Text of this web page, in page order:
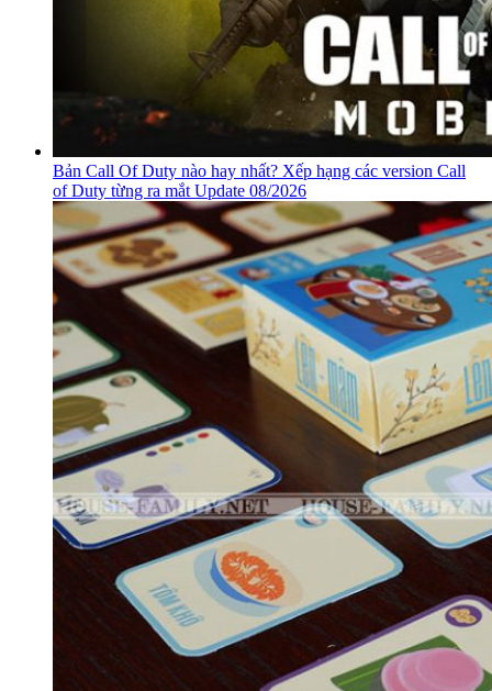
Bản Call Of Duty nào hay nhất? Xếp hạng các version Call
of Duty từng ra mắt Update 08/2026